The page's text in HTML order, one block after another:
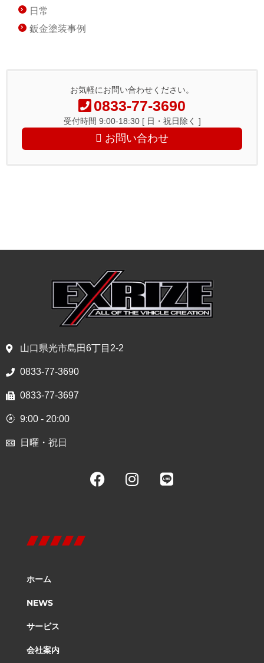
日常
鈑金塗装事例
お気軽にお問い合わせください。
0833-77-3690
受付時間 9:00-18:30 [ 日・祝日除く ]
お問い合わせ
山口県光市島田6丁目2-2
0833-77-3690
0833-77-3697
9:00 - 20:00
日曜・祝日
ホーム
NEWS
サービス
会社案内